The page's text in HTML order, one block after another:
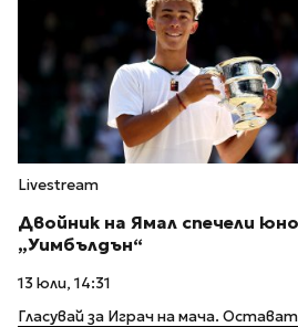
Livestream
Двойник на Ямал спечели
„Уимбълдън“
13 юли, 14:31
Гласувай за Играч на мача.